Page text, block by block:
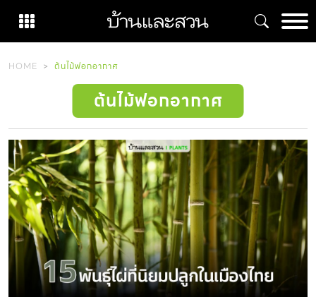
content
HOME ต้นไม้ฟอกอากาศ
ต้นไม้ฟอกอากาศ